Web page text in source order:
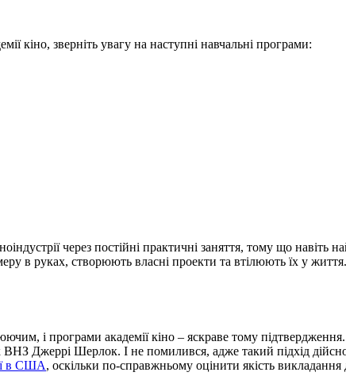
кіно, зверніть увагу на наступні навчальні програми:
через постійні практичні заняття, тому що
в руках, створюють власні проекти та втілюють їх у
і програми академії кіно – яскраве тому
Джеррі Шерлок. І не помилився, адже такий підхід
в США, оскільки по-справжньому оцінити якість